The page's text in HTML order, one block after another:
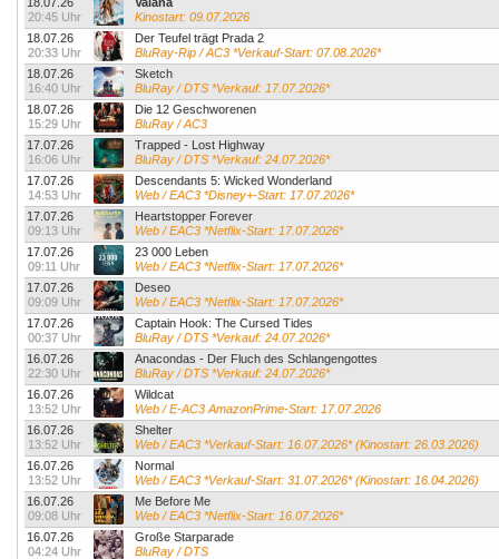
20:45 Uhr
Kinostart: 09.07.2026
18.07.26
20:33 Uhr
Der Teufel trägt Prada 2
BluRay-Rip / AC3 *Verkauf-Start: 07.08.2026*
18.07.26
16:40 Uhr
Sketch
BluRay / DTS *Verkauf: 17.07.2026*
18.07.26
15:29 Uhr
Die 12 Geschworenen
BluRay / AC3
17.07.26
16:06 Uhr
Trapped - Lost Highway
BluRay / DTS *Verkauf: 24.07.2026*
17.07.26
14:53 Uhr
Descendants 5: Wicked Wonderland
Web / EAC3 *Disney+-Start: 17.07.2026*
17.07.26
09:13 Uhr
Heartstopper Forever
Web / EAC3 *Netflix-Start: 17.07.2026*
17.07.26
09:11 Uhr
23 000 Leben
Web / EAC3 *Netflix-Start: 17.07.2026*
17.07.26
09:09 Uhr
Deseo
Web / EAC3 *Netflix-Start: 17.07.2026*
17.07.26
00:37 Uhr
Captain Hook: The Cursed Tides
BluRay / DTS *Verkauf: 24.07.2026*
16.07.26
22:30 Uhr
Anacondas - Der Fluch des Schlangengottes
BluRay / DTS *Verkauf: 24.07.2026*
16.07.26
13:52 Uhr
Wildcat
Web / E-AC3 AmazonPrime-Start: 17.07.2026
16.07.26
13:52 Uhr
Shelter
Web / EAC3 *Verkauf-Start: 16.07.2026* (Kinostart: 26.03.2026)
16.07.26
13:52 Uhr
Normal
Web / EAC3 *Verkauf-Start: 31.07.2026* (Kinostart: 16.04.2026)
16.07.26
09:08 Uhr
Me Before Me
Web / EAC3 *Netflix-Start: 16.07.2026*
16.07.26
04:24 Uhr
Große Starparade
BluRay / DTS